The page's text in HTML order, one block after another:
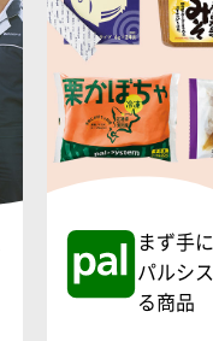
まず手
パルシ
る商品